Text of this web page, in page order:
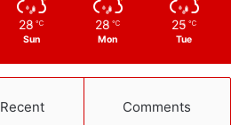
28 ℃
Sun
28 ℃
Mon
25 ℃
Tue
Recent Comments